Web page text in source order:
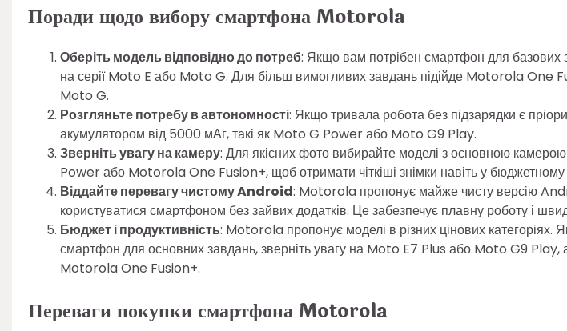
Поради щодо вибору смартфона Motorola
Оберіть модель відповідно до потреб: Якщо вам потрібен смартфон для базових
на серії Moto E або Moto G. Для більш вимогливих завдань підійде Motorola One
Moto G.
Розгляньте потребу в автономності: Якщо тривала робота без підзарядки є
акумулятором від 5000 мАг, такі як Moto G Power або Moto G9 Play.
Зверніть увагу на камеру: Для якісних фото вибирайте моделі з основною
Power або Motorola One Fusion+, щоб отримати чіткіші знімки навіть у бюджетному
Віддайте перевагу чистому Android: Motorola пропонує майже чисту версію
користуватися смартфоном без зайвих додатків. Це забезпечує плавну роботу і
Бюджет і продуктивність: Motorola пропонує моделі в різних цінових категоріях.
смартфон для основних завдань, зверніть увагу на Moto E7 Plus або Moto G9 Play,
Motorola One Fusion+.
Переваги покупки смартфона Motorola